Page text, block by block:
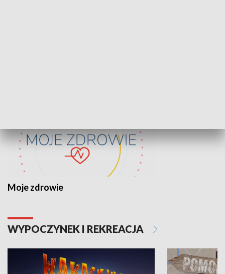
Moje zdrowie
WYPOCZYNEK I REKREACJA